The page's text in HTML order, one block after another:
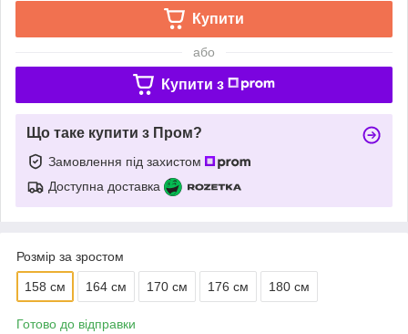
Купити
або
Купити з
Що таке купити з Пром?
Замовлення під захистом
Доступна доставка
Розмір за зростом
158 см 164 см 170 см 176 см 180 см
Готово до відправки